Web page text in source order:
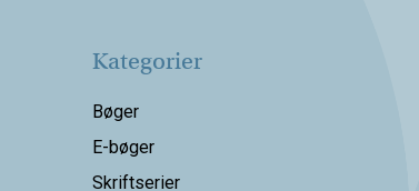
Kategorier
Bøger
E-bøger
Skriftserier